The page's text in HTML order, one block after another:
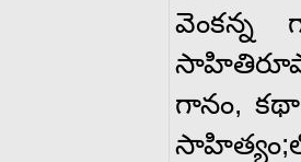
వెంకన్న
గానం, కథా